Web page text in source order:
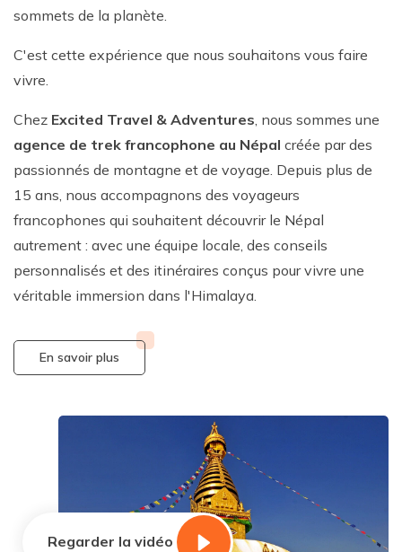
sommets de la planète.
C'est cette expérience que nous souhaitons vous faire
vivre.
Chez Excited Travel & Adventures , nous sommes une
agence de trek francophone au Népal créée par des
passionnés de montagne et de voyage. Depuis plus de
15 ans, nous accompagnons des voyageurs
francophones qui souhaitent découvrir le Népal
autrement : avec une équipe locale, des conseils
personnalisés et des itinéraires conçus pour vivre une
véritable immersion dans l'Himalaya.
En savoir plus
Regarder la vidéo